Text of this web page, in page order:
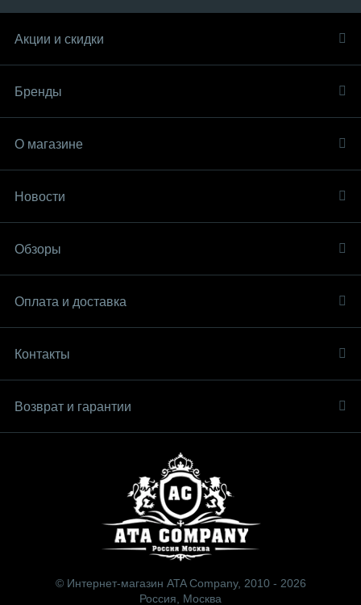
Акции и скидки
Бренды
О магазине
Новости
Обзоры
Оплата и доставка
Контакты
Возврат и гарантии
© Интернет-магазин ATA Company, 2010 - 2026
Россия, Москва